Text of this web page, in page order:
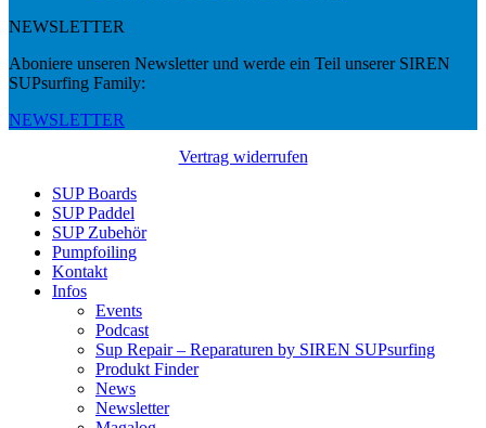
NEWSLETTER
Aboniere unseren Newsletter und werde ein Teil unserer SIREN
SUPsurfing Family:
NEWSLETTER
Vertrag widerrufen
SUP Boards
SUP Paddel
SUP Zubehör
Pumpfoiling
Kontakt
Infos
Events
Podcast
Sup Repair – Reparaturen by SIREN SUPsurfing
Produkt Finder
News
Newsletter